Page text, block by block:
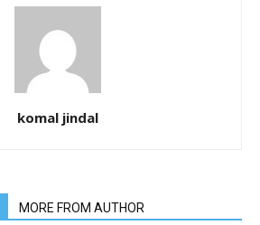
komal jindal
MORE FROM AUTHOR